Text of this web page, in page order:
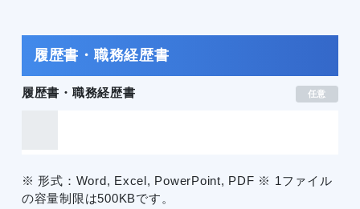
履歴書・職務経歴書
履歴書・職務経歴書 任意
※ 形式：Word, Excel, PowerPoint, PDF ※ 1ファイル
の容量制限は500KBです。